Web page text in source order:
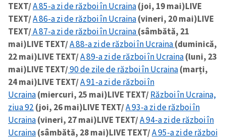
TEXT/A 85-a zi de război în Ucraina(joi, 19 mai)LIVE
TEXT/A 86-a zi de război în Ucraina(vineri, 20 mai)LIVE
TEXT/A 87-a zi de război în Ucraina(sâmbătă, 21
mai)LIVE TEXT/A 88-a zi de război în Ucraina(duminică,
22 mai)LIVE TEXT/A 89-a zi de război în Ucraina(luni, 23
mai)LIVE TEXT/90 de zile de război în Ucraina(marți,
24 mai)LIVE TEXT/A 91-a zi de război în
Ucraina(miercuri, 25 mai)LIVE TEXT/Război în Ucraina,
ziua 92 (joi, 26 mai)LIVE TEXT/A 93-a zi de război în
Ucraina(vineri, 27 mai)LIVE TEXT/A 94-a zi de război în
Ucraina(sâmbătă, 28 mai)LIVE TEXT/A 95-a zi de război